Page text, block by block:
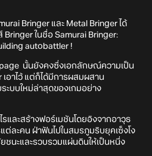
Bringer และ Metal Bringer ได้
Bringer ในชื่อ Samurai Bringer:
autobattler !
นั้นยังคงซึ่งเอกลักษณ์ความเป็น
เอาไว้ แต่ก็ได้มีการผสมผสาน
ะบบใหม่ล่าสุดของเกมอย่าง
รและสร้างฟอร์เมชันโดยอิงจากอาวุธ
ต่ละคน ฝ่าฟันไปในสมรภูมริบยุคเซ็งโง
ชนะและรวบรวมแผ่นดินให้เป็นหนึ่ง